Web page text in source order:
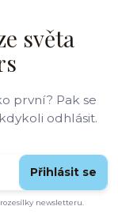
světa
první? Pak se
odhlásit.
Přihlásit se
newsletteru.